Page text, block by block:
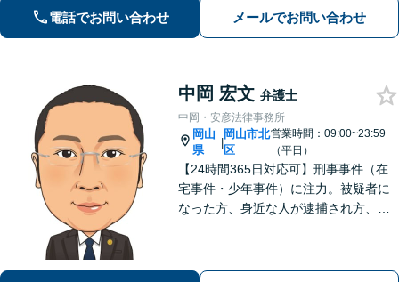
ートいたします。お困りの方はお早め
にご相談ください【WEB面談｜夜間面
電話でお問い合わせ メールでお問い合わせ
中岡 宏文 弁護士
中岡・安彦法律事務所
岡山
県
|
岡山市北
区
営業時間：09:00~23:59
（平日）
【24時間365日対応可】刑事事件（在
宅事件・少年事件）に注力。被疑者に
なった方、身近な人が逮捕され方、す